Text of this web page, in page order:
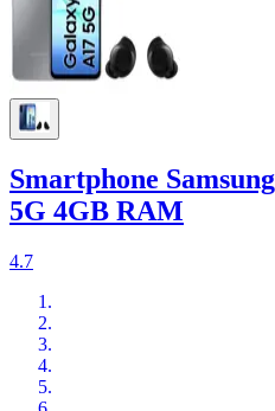
Smartphone
5G 4GB RAM
4.7